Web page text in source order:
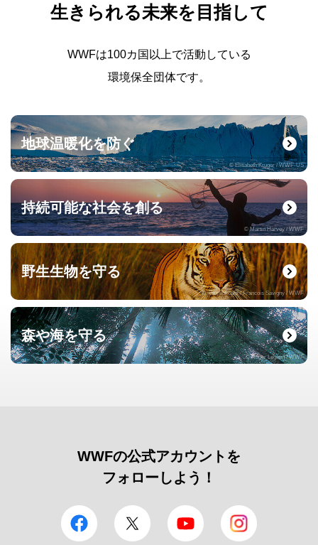
生きられる未来を目指して
WWFは100カ国以上で活動している
環境保全団体です。
地球温暖化を防ぐ
© Elisabeth Kruger / WWF-US
持続可能な社会を創る
© Martin Harvey / WWF
野生生物を守る
© naturepl.com / Francois Savigny / WWF
森や海を守る
© Roger Leguen / WWF
WWFの公式アカウントを
フォローしよう！
facebook Twitter YouTube